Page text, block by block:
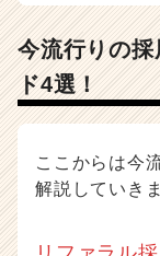
今流行りの
ド4選！
ここからは今
解説していき